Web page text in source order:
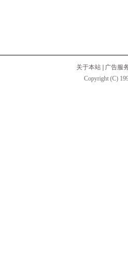
关于本站
广告服
Copyright (C)